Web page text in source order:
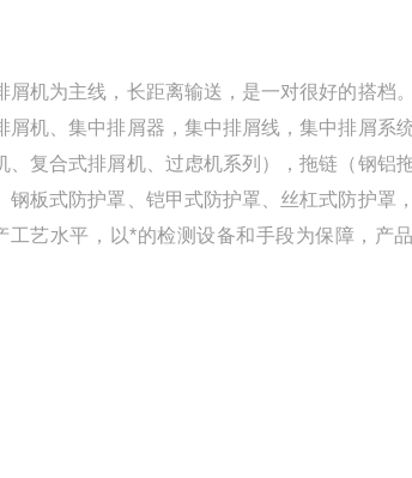
机为主线，长距离输送，是一对很好的搭档
机、集中排屑器，集中排屑线，集中排屑系
复合式排屑机、过虑机系列），拖链（钢铝
板式防护罩、铠甲式防护罩、丝杠式防护罩
艺水平，以*的检测设备和手段为保障，产